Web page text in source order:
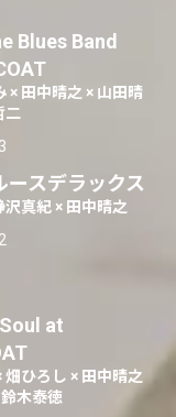
Blues Band
× 田中晴之 × 山田晴
二
ースデラックス
沢真紀 × 田中晴之
at
畑ひろし × 田中晴之
木泰徳